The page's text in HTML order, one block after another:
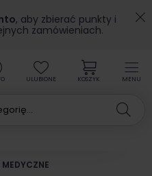
, aby zbierać punkty i
zamówieniach.
MENU
ULUBIONE KOSZYK
MEDYCZNE